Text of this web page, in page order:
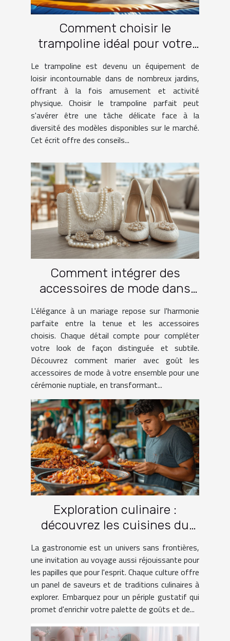
Comment choisir le
trampoline idéal pour votre
Le trampoline est devenu un équipement de
loisir incontournable dans de nombreux jardins,
offrant à la fois amusement et activité
physique. Choisir le trampoline parfait peut
s'avérer être une tâche délicate face à la
diversité des modèles disponibles sur le marché.
Cet écrit offre des conseils...
Comment intégrer des
accessoires de mode dans
une tenue de mariage
L'élégance à un mariage repose sur l'harmonie
parfaite entre la tenue et les accessoires
choisis. Chaque détail compte pour compléter
votre look de façon distinguée et subtile.
Découvrez comment marier avec goût les
accessoires de mode à votre ensemble pour une
cérémonie nuptiale, en transformant...
Exploration culinaire :
découvrez les cuisines du
monde à travers le voyage
La gastronomie est un univers sans frontières,
une invitation au voyage aussi réjouissante pour
les papilles que pour l'esprit. Chaque culture offre
un panel de saveurs et de traditions culinaires à
explorer. Embarquez pour un périple gustatif qui
promet d'enrichir votre palette de goûts et de...